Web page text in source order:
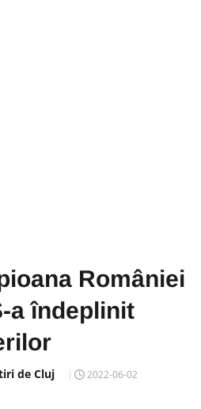
României
a îndeplinit
de Cluj
2022-06-02